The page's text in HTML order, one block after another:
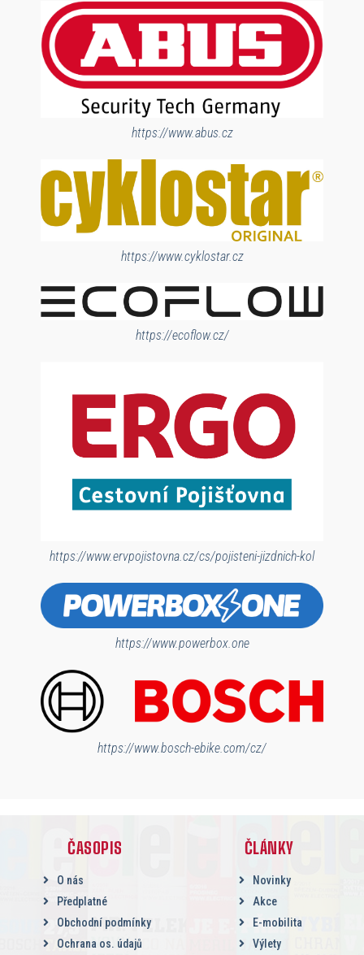
https://www.abus.cz
https://www.cyklostar.cz
https://ecoflow.cz/
https://www.ervpojistovna.cz/cs/pojisteni-jizdnich-kol
https://www.powerbox.one
https://www.bosch-ebike.com/cz/
ČLÁNKY
Novinky
Akce
E-mobilita
Výlety
ČASOPIS
O nás
Předplatné
Obchodní podmínky
Ochrana os. údajů